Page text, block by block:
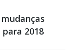
2018